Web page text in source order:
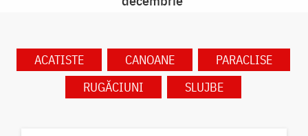
ACATISTE CANOANE
PARACLISE
RUGĂCIUNI
SLUJBE